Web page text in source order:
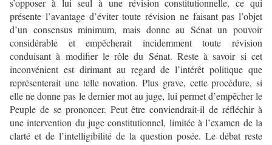
s’opposer à lui seul à une révision constitutionnelle, ce qui
présente l’avantage d’éviter toute révision ne faisant pas l’objet
d’un consensus minimum, mais donne au Sénat un pouvoir
considérable et empêcherait incidemment toute révision
conduisant à modifier le rôle du Sénat. Reste à savoir si cet
inconvénient est dirimant au regard de l’intérêt politique que
représenterait une telle novation. Plus grave, cette procédure, si
elle ne donne pas le dernier mot au juge, lui permet d’empêcher le
Peuple de se prononcer. Peut être conviendrait-il de réfléchir à
une intervention du juge constitutionnel, limitée à l’examen de la
clarté et de l’intelligibilité de la question posée. Le débat reste